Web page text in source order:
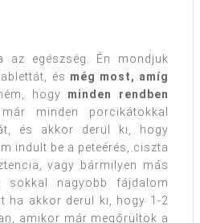
egészség. Én mondjuk
és még most, amíg
hogy minden rendben
minden porcikátokkal
és akkor derül ki, hogy
indult be a peteérés, ciszta
vagy bármilyen más
sokkal nagyobb fájdalom
ha akkor derül ki, hogy 1-2
amikor már megőrültök a